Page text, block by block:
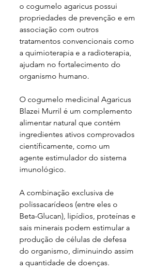
o cogumelo agaricus possui
propriedades de prevenção e em
associação com outros
tratamentos convencionais como
a quimioterapia e a radioterapia,
ajudam no fortalecimento do
organismo humano.
O cogumelo medicinal Agaricus
Blazei Murril é um complemento
alimentar natural que contém
ingredientes ativos comprovados
científicamente, como um
agente estimulador do sistema
imunológico.
A combinação exclusiva de
polissacarídeos (entre eles o
Beta-Glucan), lipídios, proteínas e
sais minerais podem estimular a
produção de células de defesa
do organismo, diminuindo assim
a quantidade de doenças.